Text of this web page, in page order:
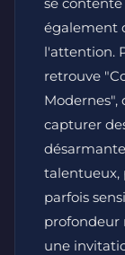
également
l'attention.
retrouve
capturer
talentueux,
parfois
profondeur
une